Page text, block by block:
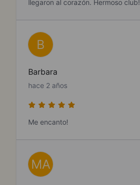
llegaron al corazón. Hermoso club!
B
Barbara
hace 2 años
Me encanto!
MA